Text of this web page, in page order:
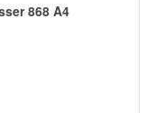
868 A4